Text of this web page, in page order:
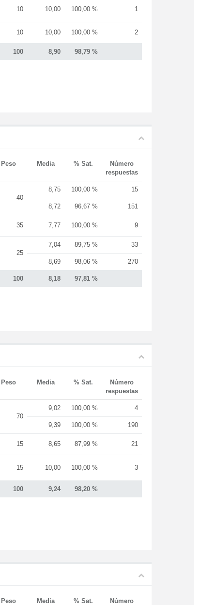
100 8,90 98,79 %
10 10,00 100,00 % 1
10 10,00 100,00 % 2
Peso Media % Sat.
Número
respuestas
100 8,18 97,81 %
40
8,75 100,00 % 15
8,72 96,67 % 151
35 7,77 100,00 % 9
25
7,04 89,75 % 33
8,69 98,06 % 270
Peso Media % Sat.
Número
respuestas
100 9,24 98,20 %
70
9,02 100,00 % 4
9,39 100,00 % 190
15 8,65 87,99 % 21
15 10,00 100,00 % 3
Peso Media % Sat.
Número